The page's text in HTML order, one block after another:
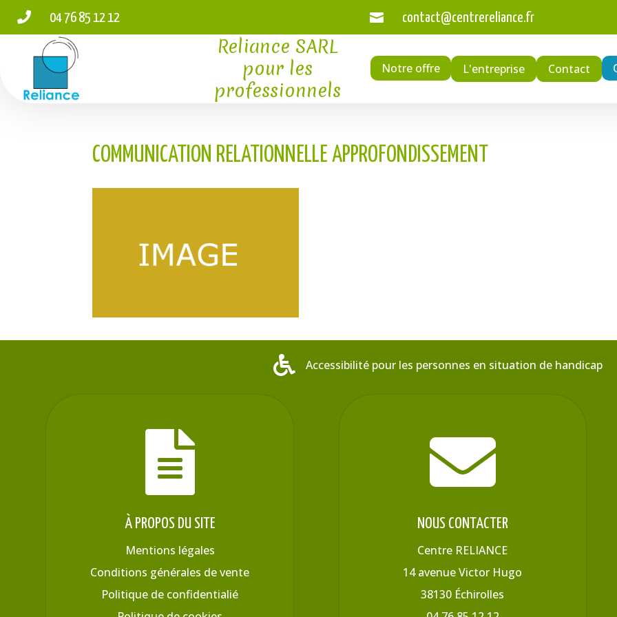
 04 76 85 12 12  contact@centrereliance.fr
Reliance SARL
pour les
professionnels
Notre offre L'entreprise Contact
COMMUNICATION RELATIONNELLE APPROFONDISSEMENT
 Accessibilité pour les personnes en situation de handicap

À PROPOS DU SITE
Mentions légales
Conditions générales de vente
Politique de confidentialié

NOUS CONTACTER
Centre RELIANCE
14 avenue Victor Hugo
38130 Échirolles